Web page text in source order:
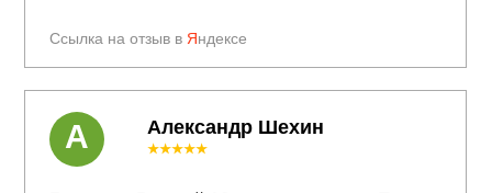
Ссылка на отзыв в Яндексе
Александр Шехин
★★★★★
А